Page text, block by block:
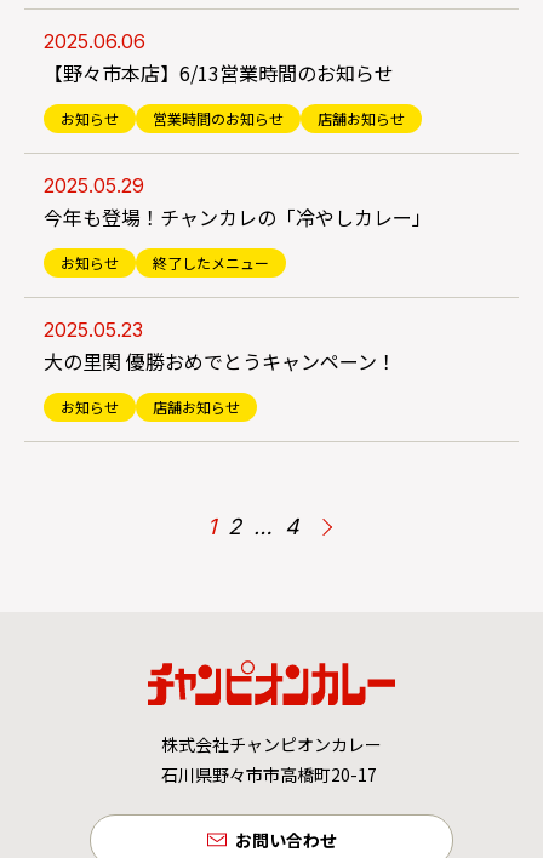
2025.06.06
【野々市本店】6/13営業時間のお知らせ
お知らせ 営業時間のお知らせ 店舗お知らせ
2025.05.29
今年も登場！チャンカレの「冷やしカレー」
お知らせ 終了したメニュー
2025.05.23
大の里関 優勝おめでとうキャンペーン！
お知らせ 店舗お知らせ
1 2 … 4
株式会社チャンピオンカレー
石川県野々市市高橋町20-17
お問い合わせ